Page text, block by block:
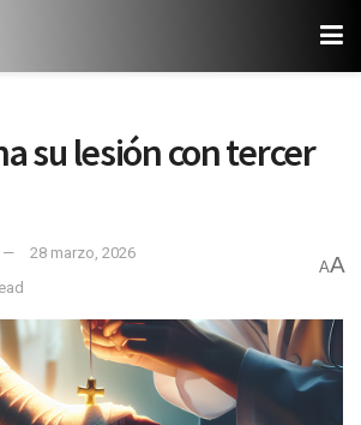
su lesión con tercer
28 marzo, 2026
AA